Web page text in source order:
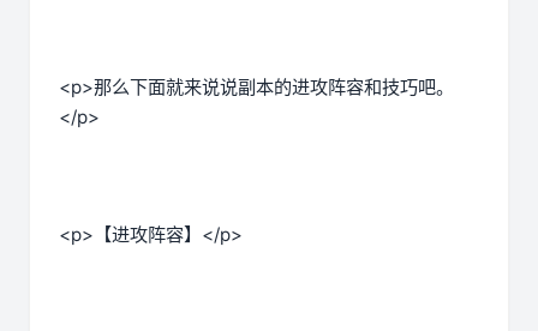
<p>那么下面就来说说副本的进攻阵容和技巧吧。
</p>
<p>【进攻阵容】</p>